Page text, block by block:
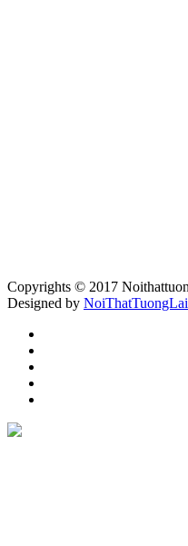
Copyrights © 2017
Designed by